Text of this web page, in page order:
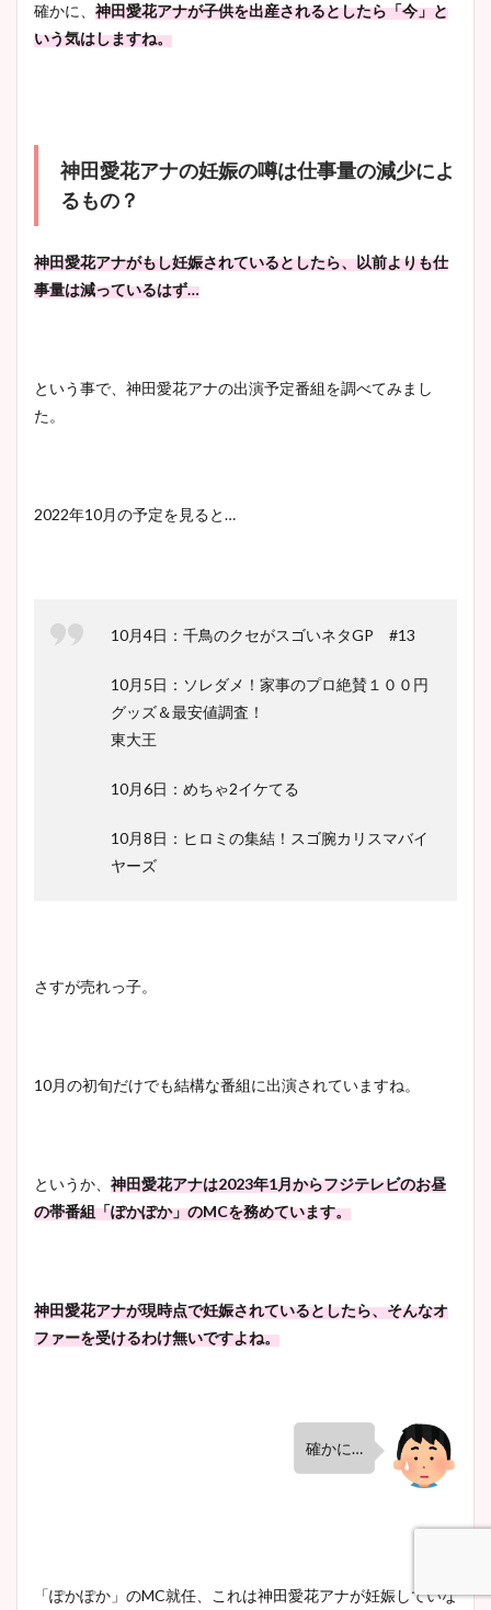
確かに、 神田愛花アナが子供を出産されるとしたら「今」と
いう気はしますね。
神田愛花アナの妊娠の噂は仕事量の減少によ
るもの？
神田愛花アナがもし妊娠されているとしたら、以前よりも仕
事量は減っているはず…
という事で、神田愛花アナの出演予定番組を調べてみまし
た。
2022年10月の予定を見ると…
10月4日：千鳥のクセがスゴいネタGP #13
10月5日：ソレダメ！家事のプロ絶賛１００円
グッズ＆最安値調査！
東大王
10月6日：めちゃ2イケてる
10月8日：ヒロミの集結！スゴ腕カリスマバイ
ヤーズ
さすが売れっ子。
10月の初旬だけでも結構な番組に出演されていますね。
というか、 神田愛花アナは2023年1月からフジテレビのお昼
の帯番組「ぽかぽか」のMCを務めています。
神田愛花アナが現時点で妊娠されているとしたら、そんなオ
ファーを受けるわけ無いですよね。
確かに…
「ぽかぽか」のMC就任、これは神田愛花アナが妊娠していな